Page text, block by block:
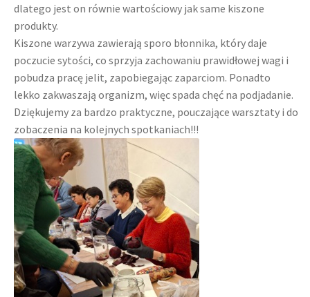
dlatego jest on równie wartościowy jak same kiszone
produkty.
Kiszone warzywa zawierają sporo błonnika, który daje
poczucie sytości, co sprzyja zachowaniu prawidłowej wagi i
pobudza pracę jelit, zapobiegając zaparciom. Ponadto
lekko zakwaszają organizm, więc spada chęć na podjadanie.
Dziękujemy za bardzo praktyczne, pouczające warsztaty i do
zobaczenia na kolejnych spotkaniach!!!